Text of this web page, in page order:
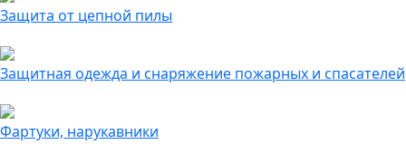
Защита от цепной пилы
Защитная одежда и снаряжение пожарных и спасателей
Фартуки, нарукавники